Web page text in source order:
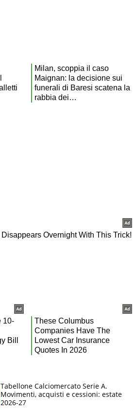
Tabellone Calciomercato Serie A.
Movimenti, acquisti e cessioni: estate
2026-27